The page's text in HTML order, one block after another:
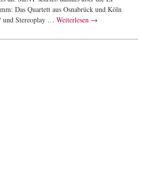
Das Quartett aus Osnabrück und Köln
und Stereoplay … Weiterlesen →